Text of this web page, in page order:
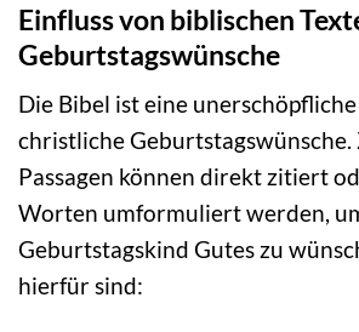
Einfluss von biblischen
Geburtstagswünsche
Die Bibel ist eine
christliche
Passagen können direkt zitiert
Worten umformuliert werden,
Geburtstagskind Gutes zu
hierfür sind: